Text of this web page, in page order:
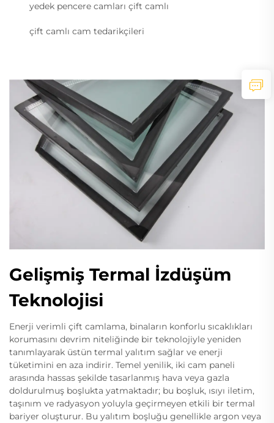
yedek pencere camları çift camlı
çift camlı cam tedarikçileri
Gelişmiş Termal İzdüşüm
Teknolojisi
Enerji verimli çift camlama, binaların konforlu sıcaklıkları
korumasını devrim niteliğinde bir teknolojiyle yeniden
tanımlayarak üstün termal yalıtım sağlar ve enerji
tüketimini en aza indirir. Temel yenilik, iki cam paneli
arasında hassas şekilde tasarlanmış hava veya gazla
doldurulmuş boşlukta yatmaktadır; bu boşluk, ısıyı iletim,
taşınım ve radyasyon yoluyla geçirmeyen etkili bir termal
bariyer oluşturur. Bu yalıtım boşluğu genellikle argon veya